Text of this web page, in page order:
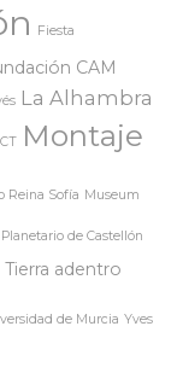
Fiesta
CAM
La Alhambra
Montaje
Reina Sofía Museum
Planetario de Castellón
Tierra adentro
de Murcia Yves